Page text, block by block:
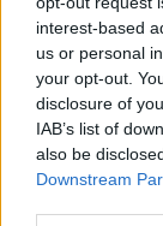
interest-based
us or personal
your opt-out.
disclosure of
IAB’s list of
also be
Downstream
Igaza van.Nem
saját
szenvedély
valaki, aki
– Nem akarok
hogyan